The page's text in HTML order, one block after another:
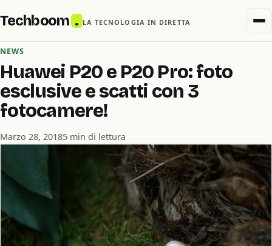
Techboom . LA TECNOLOGIA IN DIRETTA
NEWS
Huawei P20 e P20 Pro: foto
esclusive e scatti con 3
fotocamere!
Marzo 28, 20185 min di lettura